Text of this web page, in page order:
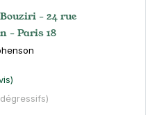
- 24 rue
- Paris 18